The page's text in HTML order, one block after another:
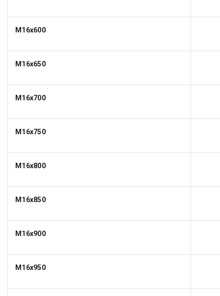
M16x600
M16x650
M16x700
M16x750
M16x800
M16x850
M16x900
M16x950